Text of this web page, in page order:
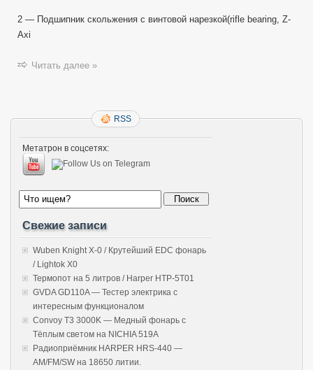
2 — Подшипник скольжения c винтовой нарезкой(rifle bearing, Z-
Axi
Читать далее »
RSS
Метатрон в соцсетях:
Свежие записи
Wuben Knight X-0 / Крутейший EDC фонарь
/ Lightok X0
Термопот на 5 литров / Harper HTP-5T01
GVDA GD110A — Тестер электрика с
интересным функционалом
Convoy T3 3000K — Медный фонарь с
Тёплым светом на NICHIA 519A
Радиоприёмник HARPER HRS-440 —
AM/FM/SW на 18650 литии.